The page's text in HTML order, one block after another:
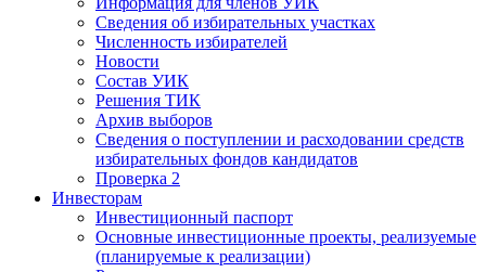
Сведения об избирательных участках
Численность избирателей
Новости
Состав УИК
Решения ТИК
Архив выборов
Сведения о поступлении и расходовании средств
избирательных фондов кандидатов
Проверка 2
Инвесторам
Инвестиционный паспорт
Основные инвестиционные проекты, реализуемые
(планируемые к реализации)